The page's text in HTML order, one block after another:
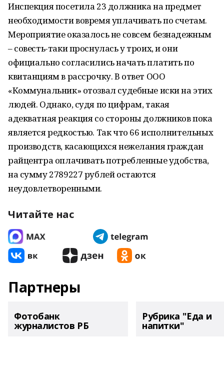
Инспекция посетила 23 должника на предмет
необходимости вовремя уплачивать по счетам.
Мероприятие оказалось не совсем безнадежным
– совесть-таки проснулась у троих, и они
официально согласились начать платить по
квитанциям в рассрочку. В ответ ООО
«Коммунальник» отозвал судебные иски на этих
людей. Однако, судя по цифрам, такая
адекватная реакция со стороны должников пока
является редкостью. Так что 66 исполнительных
производств, касающихся нежелания граждан
райцентра оплачивать потребленные удобства,
на сумму 2789227 рублей остаются
неудовлетворенными.
Читайте нас
Партнеры
Фотобанк
журналистов РБ
Рубрика "Еда и
напитки"